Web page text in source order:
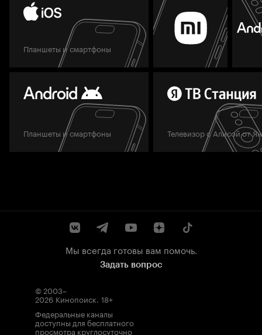
Планшеты и смартфоны
Планшеты и смартфоны Телевизор с Алисой от
Мы всегда готовы вам помочь.
Задать вопрос
© 2003–
2026 Кинопоиск. 18+
Федеральные каналы
доступны для бесплатного
просмотра круглосуточно